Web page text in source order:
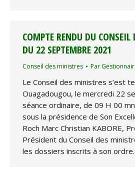
COMPTE RENDU DU
DU 22 SEPTEMBRE 2021
Conseil des ministres Par
Le Conseil des ministres s’est
Ouagadougou, le mercredi 22
séance ordinaire, de 09 H 00
sous la présidence de Son
Roch Marc Christian KABORE,
Président du Conseil des
les dossiers inscrits à son